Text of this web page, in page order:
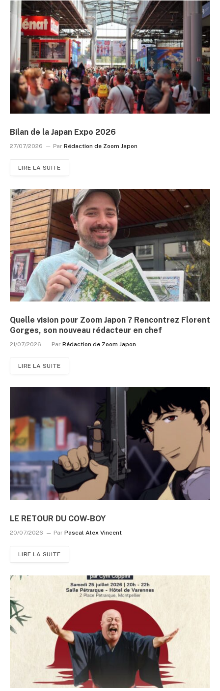
Bilan de la Japan Expo 2026
27/07/2026 Par Rédaction de Zoom Japon
LIRE LA SUITE
Quelle vision pour Zoom Japon ? Rencontrez Florent
Gorges, son nouveau rédacteur en chef
21/07/2026 Par Rédaction de Zoom Japon
LIRE LA SUITE
LE RETOUR DU COW-BOY
20/07/2026 Par Pascal Alex Vincent
LIRE LA SUITE